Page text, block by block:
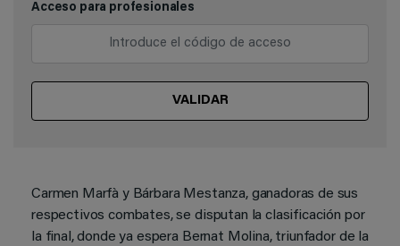
Acceso para profesionales
VALIDAR
Carmen Marfà y Bárbara Mestanza, ganadoras de sus
respectivos combates, se disputan la clasificación por
la final, donde ya espera Bernat Molina, triunfador de la